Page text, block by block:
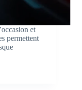
et
permettent